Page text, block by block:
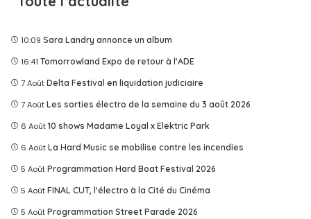
10:09 Sara Landry annonce un album
16:41 Tomorrowland Expo de retour à l'ADE
7 Août Delta Festival en liquidation judiciaire
7 Août Les sorties électro de la semaine du 3 août 2026
6 Août 10 shows Madame Loyal x Elektric Park
6 Août La Hard Music se mobilise contre les incendies
5 Août Programmation Hard Boat Festival 2026
5 Août FINAL CUT, l'électro à la Cité du Cinéma
5 Août Programmation Street Parade 2026